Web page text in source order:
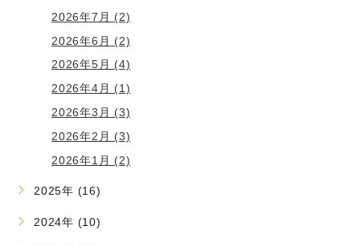
2026年7月 (2)
2026年6月 (2)
2026年5月 (4)
2026年4月 (1)
2026年3月 (3)
2026年2月 (3)
2026年1月 (2)
2025年 (16)
2024年 (10)